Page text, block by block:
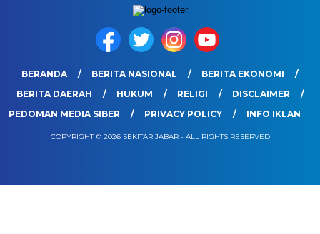
BERANDA BERITA NASIONAL
BERITA EKONOMI
BERITA DAERAH
HUKUM RELIGI
DISCLAIMER
PEDOMAN MEDIA SIBER
PRIVACY POLICY INFO IKLAN
COPYRIGHT © 2026 SEKITAR JABAR - ALL RIGHTS RESERVED